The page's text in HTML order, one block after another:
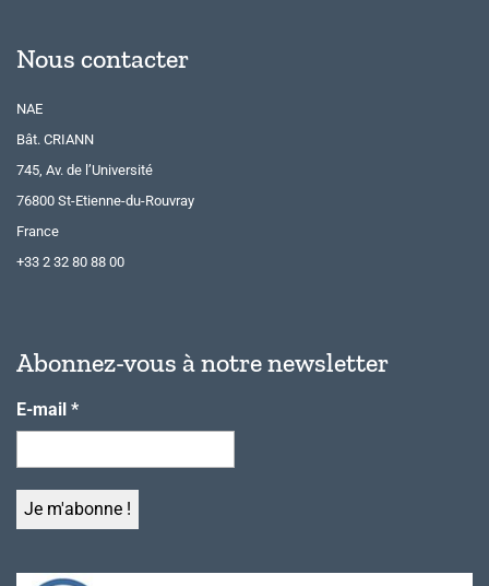
Nous contacter
NAE
Bât. CRIANN
745, Av. de l’Université
76800 St-Etienne-du-Rouvray
France
+33 2 32 80 88 00
Abonnez-vous à notre newsletter
E-mail *